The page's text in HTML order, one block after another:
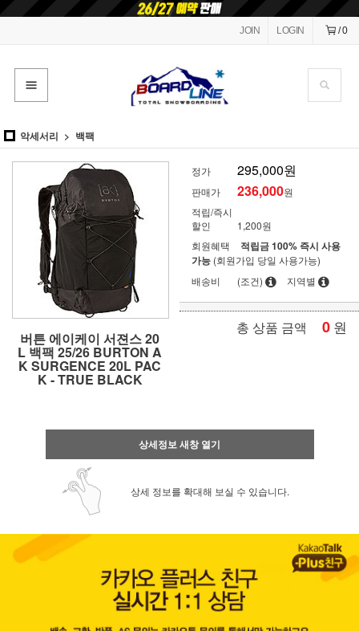
/0
LOGIN
JOIN
악세서리 백팩
버튼 에이케이 서젼스 20
L 백팩 25/26 BURTON A
K SURGENCE 20L PAC
K - TRUE BLACK
정가 295,000원
판매가 236,000원
적립/즉시
할인
1,200원
회원혜택
적립금 100% 즉시 사용
가능 (회원가입 당일 사용가능)
배송비
(조건) 지역별
총 상품 금액 0 원
상세정보 새창 열기
상세 정보를 확대해 보실 수 있습니다.